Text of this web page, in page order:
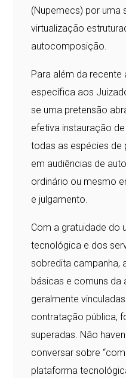
(Nupemecs) por uma
virtualização
autocomposição.
Para além da recente
específica aos
se uma pretensão
efetiva instauração
todas as espécies de
em audiências de
ordinário ou mesmo
e julgamento.
Com a gratuidade do
tecnológica e dos
sobredita campanha,
básicas e comuns da
geralmente
contratação pública,
superadas. Não
conversar sobre
plataforma